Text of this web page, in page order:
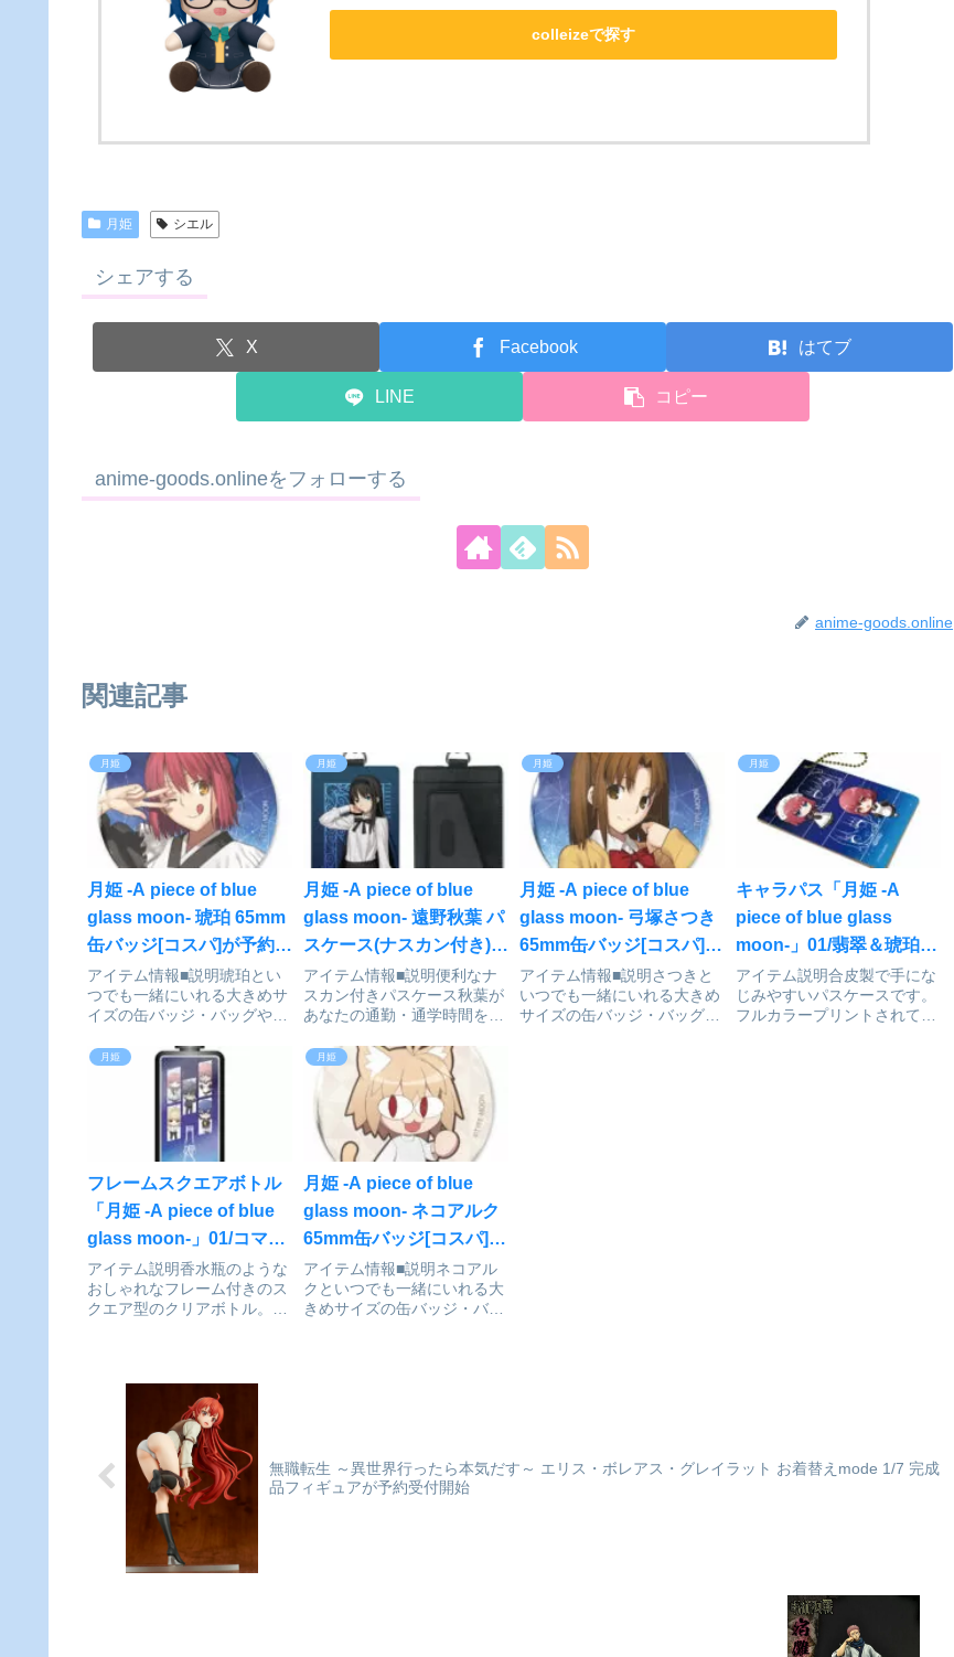
colleizeで探す
月姫 シエル
シェアする
X Facebook はてブ
LINE コピー
anime-goods.onlineをフォローする
anime-goods.online
関連記事
月姫
月姫 -A piece of blue
glass moon- 琥珀 65mm
缶バッジ[コスパ]が予約受
付中
アイテム情報■説明琥珀とい
つでも一緒にいれる大きめサ
イズの缶バッジ・バッグや洋
けて楽しめます。■サイズ直
径65mm月姫 -A piece of blue
glass moon-_琥珀 65mm缶バ
ッジcolleiz...
月姫
月姫 -A piece of blue
glass moon- 遠野秋葉 パ
スケース(ナスカン付き)
[コスパ]が予約受付中
アイテム情報■説明便利なナ
スカン付きパスケース秋葉が
あなたの通勤・通学時間を彩
プのパスケース。・カードを
入れるポケットの窓は個人情
報が隠れる特殊形状。（カー
ドの種類によっては対応して
いないものもございます）・
定期券...
月姫
月姫 -A piece of blue
glass moon- 弓塚さつき
65mm缶バッジ[コスパ]が
予約受付中
アイテム情報■説明さつきと
いつでも一緒にいれる大きめ
サイズの缶バッジ・バッグや
月姫
キャラパス「月姫 -A
piece of blue glass
moon-」01/翡翠＆琥珀
(ミニキャライラスト)が予
約受付開始
アイテム説明合皮製で手にな
じみやすいパスケースです。
フルカラープリントされてお
月姫
フレームスクエアボトル
「月姫 -A piece of blue
glass moon-」01/コマ割
りデザインが予約受付開
始
アイテム説明香水瓶のような
おしゃれなフレーム付きのス
クエア型のクリアボトル。容
デザイン(ミニキャライラス
ト)©TYPE-MOO...
月姫
月姫 -A piece of blue
glass moon- ネコアルク
65mm缶バッジ[コスパ]が
予約受付中
アイテム情報■説明ネコアル
クといつでも一緒にいれる大
きめサイズの缶バッジ・バッ
無職転生 ～異世界行ったら本気だす～ エリス・ボレアス・グレイラット お着替えmode 1/7 完成
品フィギュアが予約受付開始